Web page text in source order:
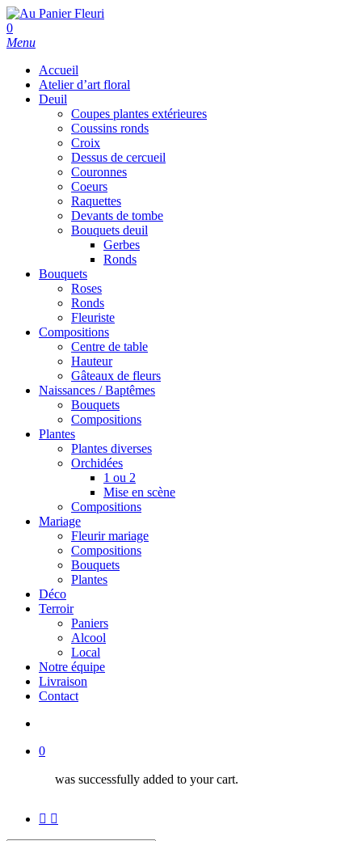
Skip
to
main
search
0
Menu
Accueil
Atelier d’art floral
Deuil
Coupes plantes extérieures
Coussins ronds
Croix
Dessus de cercueil
Couronnes
Coeurs
Raquettes
Devants de tombe
Bouquets deuil
Gerbes
Ronds
Bouquets
Roses
Ronds
Fleuriste
Compositions
Centre de table
Hauteur
Gâteaux de fleurs
Naissances / Baptêmes
Bouquets
Compositions
Plantes
Plantes diverses
Orchidées
1 ou 2
Mise en scène
Compositions
Mariage
Fleurir mariage
Compositions
Bouquets
Plantes
Déco
Terroir
Paniers
Alcool
Local
Notre équipe
Livraison
Contact
0
was successfully added to your cart.
facebook
instagram